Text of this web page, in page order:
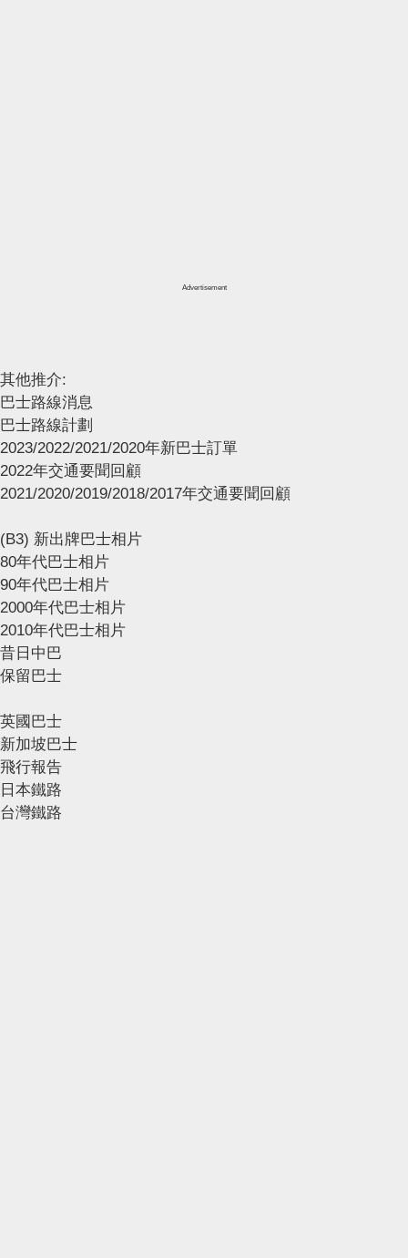
Advertisement
其他推介:
巴士路線消息
巴士路線計劃
2023/2022/2021/2020年新巴士訂單
2022年交通要聞回顧
2021/2020/2019/2018/2017年交通要聞回顧
(B3) 新出牌巴士相片
80年代巴士相片
90年代巴士相片
2000年代巴士相片
2010年代巴士相片
昔日中巴
保留巴士
英國巴士
新加坡巴士
飛行報告
日本鐵路
台灣鐵路